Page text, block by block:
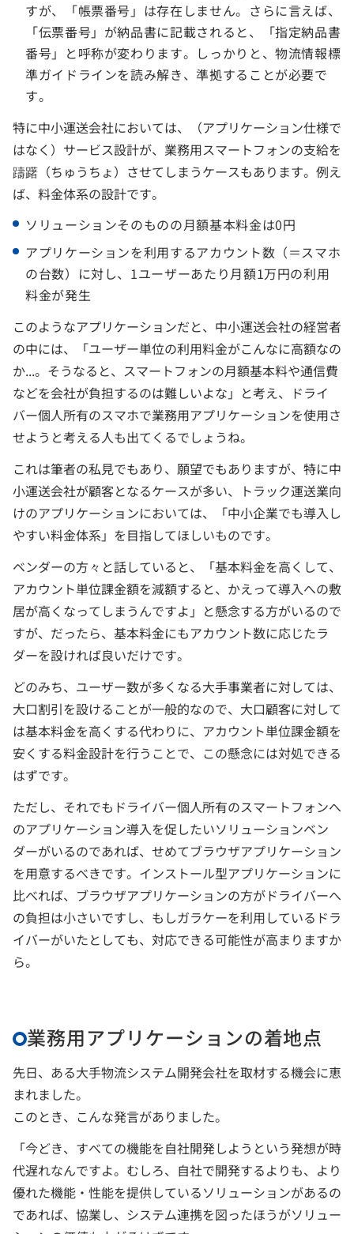
すが、「帳票番号」は存在しません。さらに言えば、
「伝票番号」が納品書に記載されると、「指定納品書
番号」と呼称が変わります。しっかりと、物流情報標
準ガイドラインを読み解き、準拠することが必要で
す。
特に中小運送会社においては、（アプリケーション仕様で
はなく）サービス設計が、業務用スマートフォンの支給を
躊躇（ちゅうちょ）させてしまうケースもあります。例え
ば、料金体系の設計です。
ソリューションそのものの月額基本料金は0円
アプリケーションを利用するアカウント数（＝スマホ
の台数）に対し、1ユーザーあたり月額1万円の利用
料金が発生
このようなアプリケーションだと、中小運送会社の経営者
の中には、「ユーザー単位の利用料金がこんなに高額なの
か...。そうなると、スマートフォンの月額基本料や通信費
などを会社が負担するのは難しいよな」と考え、ドライ
バー個人所有のスマホで業務用アプリケーションを使用さ
せようと考える人も出てくるでしょうね。
これは筆者の私見でもあり、願望でもありますが、特に中
小運送会社が顧客となるケースが多い、トラック運送業向
けのアプリケーションにおいては、「中小企業でも導入し
やすい料金体系」を目指してほしいものです。
ベンダーの方々と話していると、「基本料金を高くして、
アカウント単位課金額を減額すると、かえって導入への敷
居が高くなってしまうんですよ」と懸念する方がいるので
すが、だったら、基本料金にもアカウント数に応じたラ
ダーを設ければ良いだけです。
どのみち、ユーザー数が多くなる大手事業者に対しては、
大口割引を設けることが一般的なので、大口顧客に対して
は基本料金を高くする代わりに、アカウント単位課金額を
安くする料金設計を行うことで、この懸念には対処できる
はずです。
ただし、それでもドライバー個人所有のスマートフォンへ
のアプリケーション導入を促したいソリューションベン
ダーがいるのであれば、せめてブラウザアプリケーション
を用意するべきです。インストール型アプリケーションに
比べれば、ブラウザアプリケーションの方がドライバーへ
の負担は小さいですし、もしガラケーを利用しているドラ
イバーがいたとしても、対応できる可能性が高まりますか
ら。
業務用アプリケーションの着地点
先日、ある大手物流システム開発会社を取材する機会に恵
まれました。
このとき、こんな発言がありました。
「今どき、すべての機能を自社開発しようという発想が時
代遅れなんですよ。むしろ、自社で開発するよりも、より
優れた機能・性能を提供しているソリューションがあるの
であれば、協業し、システム連携を図ったほうがソリュー